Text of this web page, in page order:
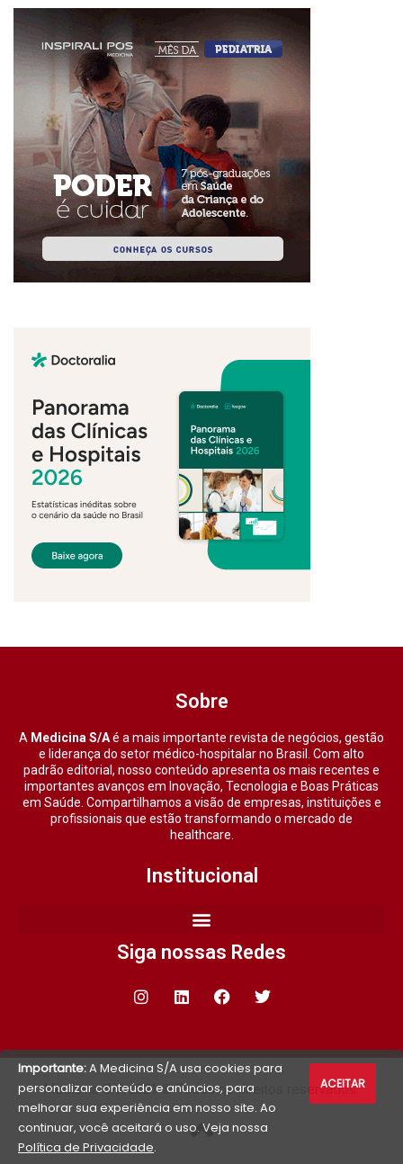
Sobre
A Medicina S/Aé a mais importante revista de negócios, gestão
e liderança do setor médico-hospitalar no Brasil. Com alto
padrão editorial, nosso conteúdo apresenta os mais recentes e
importantes avanços em Inovação, Tecnologia e Boas Práticas
em Saúde. Compartilhamos a visão de empresas, instituições e
profissionais que estão transformando o mercado de
healthcare.
Institucional
Siga nossas Redes
Medicina S/A 2021 © Todos os direitos reservados.
Importante:A Medicina S/A usa cookies para
personalizar conteúdo e anúncios, para
melhorar sua experiência em nosso site. Ao
continuar, você aceitará o uso. Veja nossa
Política de Privacidade.
ACEITAR